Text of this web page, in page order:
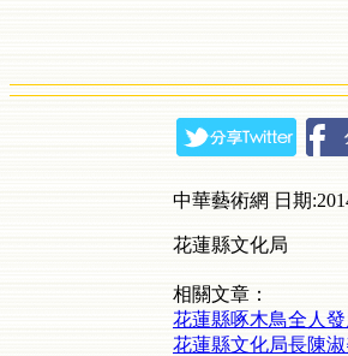
中華藝術網 日期
花蓮縣文化局
相關文章：
花蓮縣啄木鳥全人
花蓮縣文化局長陳